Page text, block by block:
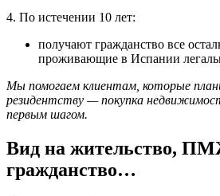
4. По истечении 10 лет:
получают гражданство все
проживающие в Испании
Мы помогаем клиентам, которые
резидентству — покупка
первым шагом.
Вид на жительство,
гражданство…